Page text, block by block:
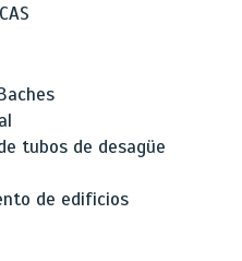
tubos de desagüe
de edificios